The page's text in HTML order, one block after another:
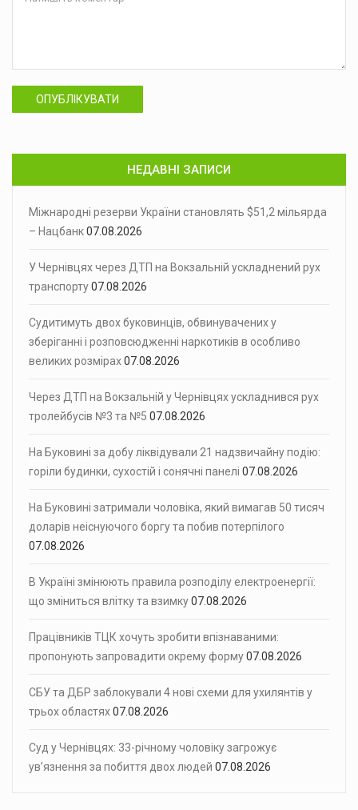
ОПУБЛІКУВАТИ
НЕДАВНІ ЗАПИСИ
Міжнародні резерви України становлять $51,2 мільярда
– Нацбанк07.08.2026
У Чернівцях через ДТП на Вокзальній ускладнений рух
транспорту07.08.2026
Судитимуть двох буковинців, обвинувачених у
зберіганні і розповсюдженні наркотиків в особливо
великих розмірах07.08.2026
Через ДТП на Вокзальній у Чернівцях ускладнився рух
тролейбусів №3 та №5 07.08.2026
На Буковині за добу ліквідували 21 надзвичайну подію:
горіли будинки, сухостій і сонячні панелі 07.08.2026
На Буковині затримали чоловіка, який вимагав 50 тисяч
доларів неіснуючого боргу та побив потерпілого
07.08.2026
В Україні змінюють правила розподілу електроенергії:
що зміниться влітку та взимку07.08.2026
Працівників ТЦК хочуть зробити впізнаваними:
пропонують запровадити окрему форму07.08.2026
СБУ та ДБР заблокували 4 нові схеми для ухилянтів у
трьох областях07.08.2026
Суд у Чернівцях: 33-річному чоловіку загрожує
ув’язнення за побиття двох людей 07.08.2026